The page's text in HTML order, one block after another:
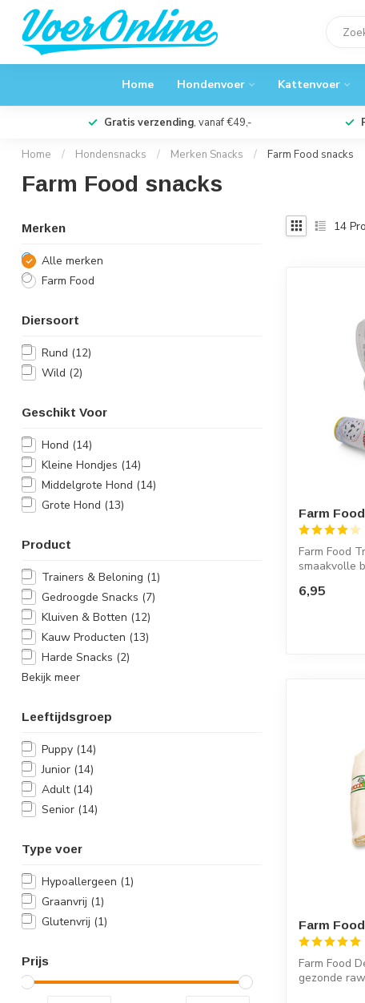
Home Hondenvoer Kattenvoer
Gratis verzending, vanaf €49,-
Home / Hondensnacks / Merken Snacks / Farm Food snacks
Farm Food snacks
Merken
Alle merken
Farm Food
Diersoort
Rund (12)
Wild (2)
Geschikt Voor
Hond (14)
Kleine Hondjes (14)
Middelgrote Hond (14)
Grote Hond (13)
Product
Trainers & Beloning (1)
Gedroogde Snacks (7)
Kluiven & Botten (12)
Kauw Producten (13)
Harde Snacks (2)
Bekijk meer
Leeftijdsgroep
Puppy (14)
Junior (14)
Adult (14)
Senior (14)
Type voer
Hypoallergeen (1)
Graanvrij (1)
Glutenvrij (1)
Prijs
14
Farm
Farm Food
smaakvolle
6,95
Farm
Farm Food
gezonde